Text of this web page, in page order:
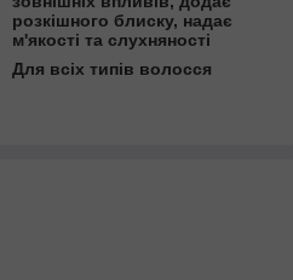
розкішного блиску, надає
м'якості та слухняності
Для всіх типів волосся